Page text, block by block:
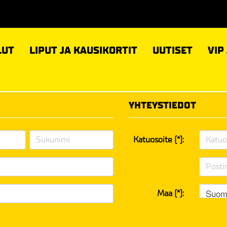
LIPUT JA KAUSIKORTIT UUTISET VIP
YHTEYSTIEDOT
Katuosoite (*):
Maa (*):